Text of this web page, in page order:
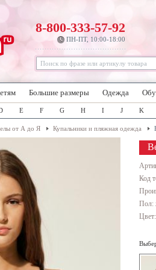
8-800-333-57-92
ПН-ПТ, 10:00-18:00
Большие размеры Одежда
E F G H I J K
от А до Я Купальники и пляжная одежда
Код
Пол: